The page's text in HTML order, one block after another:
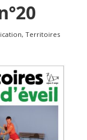
Territoires